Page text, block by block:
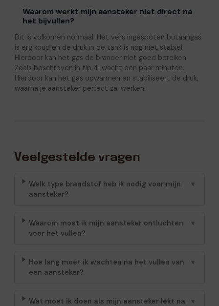
Waarom werkt mijn aansteker niet direct na
het bijvullen?
Dit is volkomen normaal. Het vers ingespoten butaangas
is erg koud en de druk in de tank is nog niet stabiel.
Hierdoor kan het gas de brander niet goed bereiken.
Zoals beschreven in tip 4: wacht een paar minuten.
Hierdoor kan het gas opwarmen en stabiliseert de druk,
waarna je aansteker perfect zal werken.
Veelgestelde vragen
Welk type brandstof heb ik nodig voor mijn
aansteker?
▼
Waarom moet ik mijn aansteker ontluchten
voor het vullen?
▼
Hoe lang moet ik wachten na het vullen van
een aansteker?
▼
Wat moet ik doen als mijn aansteker lekt na
▼